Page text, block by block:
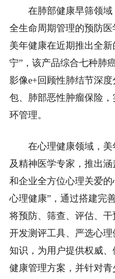
在肺部健康早筛领
全生命周期管理的预防医
美年健康在近期推出全
宁”，该产品综合七种肺
影像e+回顾性肺结节深
包、肺部恶性肿瘤保险
环管理。
在心理健康领域，
及精神医学专家，推出
和企业全方位心理关爱
心理健康”，通过搭建完
将预防、筛查、评估、
开发测评工具、严选心
知识，为用户提供权威
健康管理方案，并针对